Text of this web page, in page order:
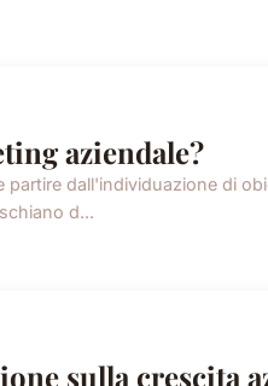
aziendale?
dall'individuazione di
d...
sulla crescita